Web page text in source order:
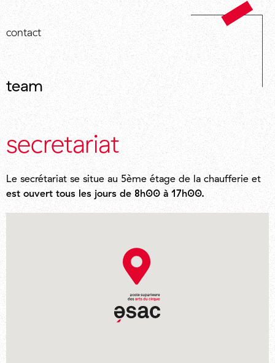
contact
team
secretariat
Le secrétariat se situe au 5ème étage de la chaufferie et
est ouvert tous les jours de 8h00 à 17h00.